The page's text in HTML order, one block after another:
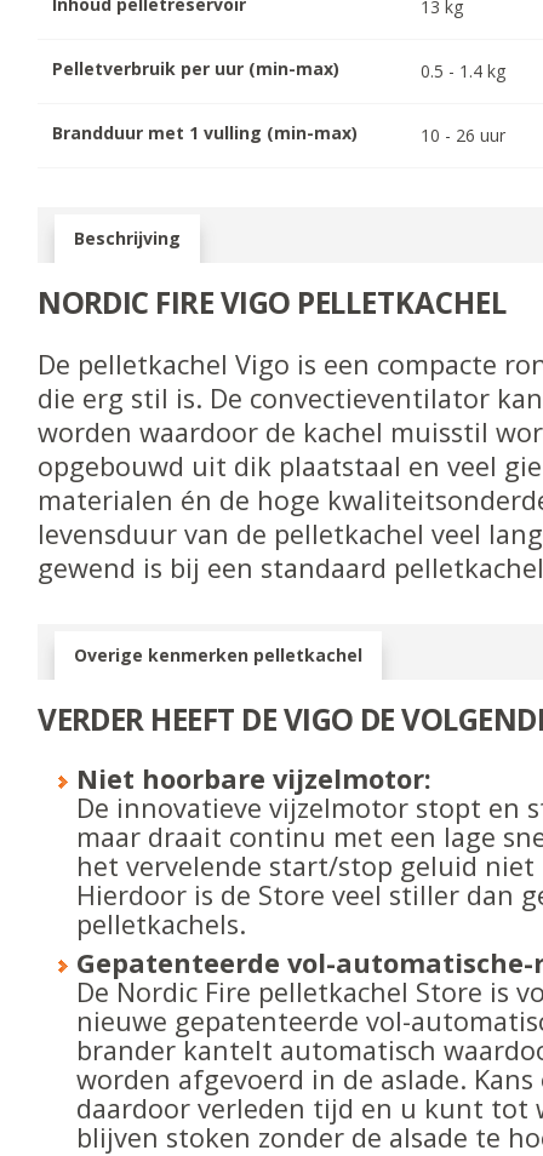
13 kg
Pelletverbruik per uur (min-max) 0.5 - 1.4 kg
Brandduur met 1 vulling (min-max) 10 - 26 uur
Beschrijving
NORDIC FIRE VIGO PELLETKACHEL
De pelletkachel Vigo is een compacte
die erg stil is. De convectieventilator
worden waardoor de kachel muisstil
opgebouwd uit dik plaatstaal en veel
materialen én de hoge
levensduur van de pelletkachel veel
gewend is bij een standaard
Overige kenmerken pelletkachel
VERDER HEEFT DE VIGO DE
Niet hoorbare vijzelmotor:
De innovatieve vijzelmotor stopt en
maar draait continu met een lage
het vervelende start/stop geluid niet
Hierdoor is de Store veel stiller dan
pelletkachels.
Gepatenteerde vol-
De Nordic Fire pelletkachel Store is
nieuwe gepatenteerde vol-
brander kantelt automatisch
worden afgevoerd in de aslade.
daardoor verleden tijd en u kunt tot
blijven stoken zonder de alsade te